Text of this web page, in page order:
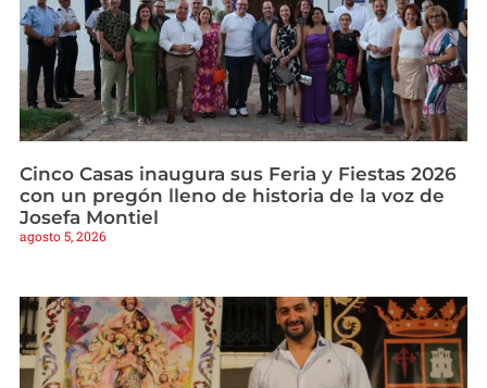
Cinco Casas inaugura sus Feria y Fiestas 2026
con un pregón lleno de historia de la voz de
Josefa Montiel
agosto 5, 2026